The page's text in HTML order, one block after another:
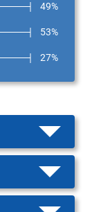
49%
53%
27%